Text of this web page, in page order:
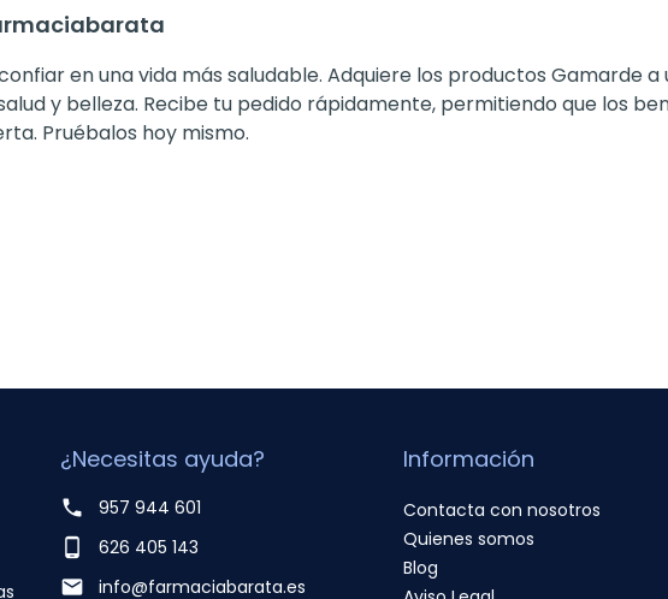
en una vida más saludable. Adquiere los productos Gamarde
y belleza. Recibe tu pedido rápidamente, permitiendo que los
Pruébalos hoy mismo.
¿Necesitas ayuda?
phone
957 944 601
phone_android
626 405 143
email
info@farmaciabarata.es
Información
Contacta con nosotros
Quienes somos
Blog